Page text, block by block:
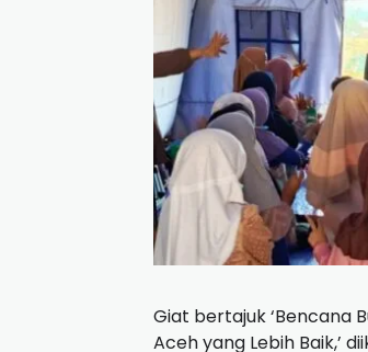
Giat bertajuk ‘Bencana
Aceh yang Lebih Baik,’